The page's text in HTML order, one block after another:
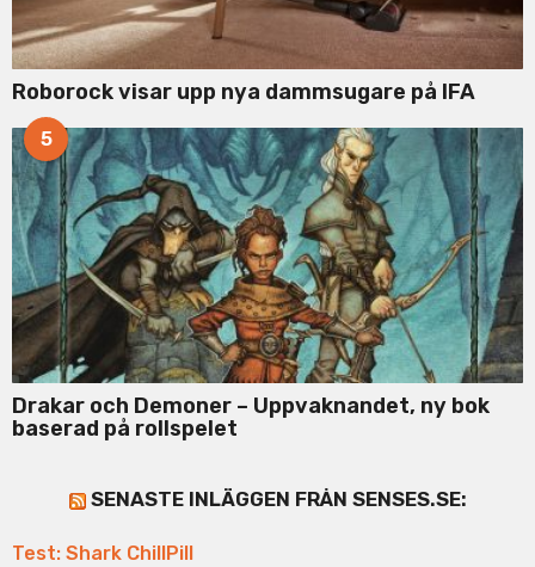
Roborock visar upp nya dammsugare på IFA
5
Drakar och Demoner – Uppvaknandet, ny bok
baserad på rollspelet
SENASTE INLÄGGEN FRÅN SENSES.SE:
Test: Shark ChillPill